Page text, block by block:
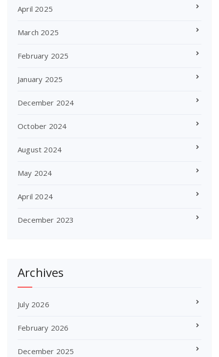
April 2025
March 2025
February 2025
January 2025
December 2024
October 2024
August 2024
May 2024
April 2024
December 2023
Archives
July 2026
February 2026
December 2025